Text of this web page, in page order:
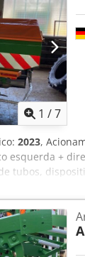
1 /7
2023,
esquerda +
tubos,
sistema de